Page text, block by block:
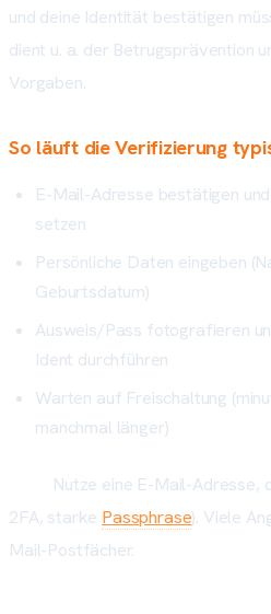
und deine Identität bestätigen
dient u. a. der Betrugsprävention
Vorgaben.
So läuft die Verifizierung
E-Mail-Adresse bestätigen
setzen
Persönliche Daten eingeben
Geburtsdatum)
Ausweis/Pass fotografieren
Ident durchführen
Warten auf Freischaltung
manchmal länger)
Nutze eine E-Mail-Adresse,
2FA, starke Passphrase). Viele
Mail-Postfächer.